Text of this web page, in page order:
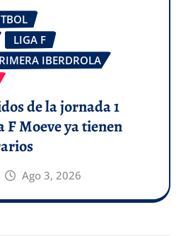
LIGA F
IBERDROLA
de la jornada 1
F Moeve ya tienen
Ago 3, 2026